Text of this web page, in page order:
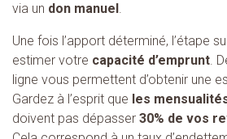
via un don manuel .
Une fois l’apport déterminé, l’étape
estimer votre capacité d’emprunt.
ligne vous permettent d’obtenir une
Gardez à l’esprit que les
doivent pas dépasser 30% de vos